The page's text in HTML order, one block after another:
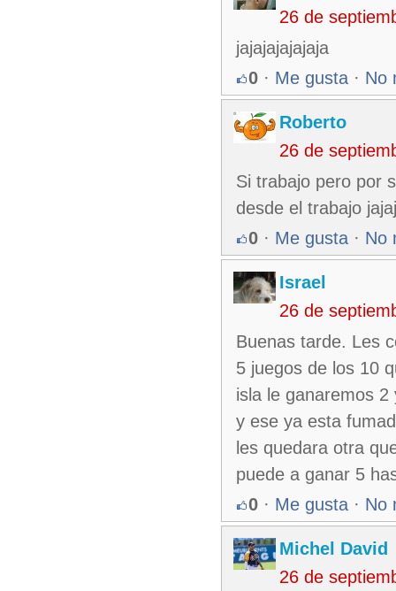
26 de
jajajajajajaja
0 · Me gusta · No
Roberto
26 de
Si trabajo pero por
desde el trabajo
0 · Me gusta · No
Israel
26 de
Buenas tarde. Les
5 juegos de los 10
isla le ganaremos
y ese ya esta
les quedara otra
puede a ganar 5
0 · Me gusta · No
Michel David
26 de